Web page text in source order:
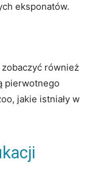
eksponatów.
również
pierwotnego
jakie istniały w